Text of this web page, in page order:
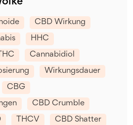
CBD Wirkung
HHC
THC Cannabidiol
Wirkungsdauer
CBG
CBD Crumble
THCV CBD Shatter